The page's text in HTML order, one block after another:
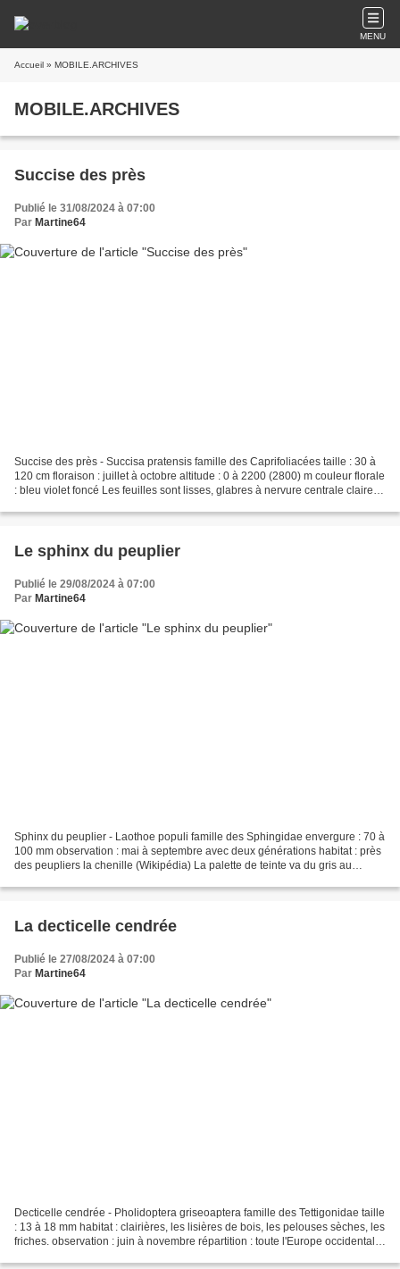
MENU
Accueil » MOBILE.ARCHIVES
MOBILE.ARCHIVES
Succise des près
Publié le 31/08/2024 à 07:00
Par Martine64
Succise des près - Succisa pratensis famille des Caprifoliacées taille : 30 à
120 cm floraison : juillet à octobre altitude : 0 à 2200 (2800) m couleur florale
: bleu violet foncé Les feuilles sont lisses, glabres à nervure centrale claire.
Le sphinx du peuplier
Publié le 29/08/2024 à 07:00
Par Martine64
Sphinx du peuplier - Laothoe populi famille des Sphingidae envergure : 70 à
100 mm observation : mai à septembre avec deux générations habitat : près
des peupliers la chenille (Wikipédia) La palette de teinte va du gris au
La decticelle cendrée
Publié le 27/08/2024 à 07:00
Par Martine64
Decticelle cendrée - Pholidoptera griseoaptera famille des Tettigonidae taille
: 13 à 18 mm habitat : clairières, les lisières de bois, les pelouses sèches, les
friches. observation : juin à novembre répartition : toute l'Europe occidentale